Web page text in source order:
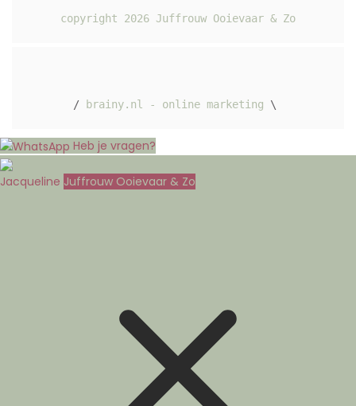
copyright 2026 Juffrouw Ooievaar & Zo
/ brainy.nl - online marketing \
Heb je vragen?
Jacqueline Juffrouw Ooievaar & Zo